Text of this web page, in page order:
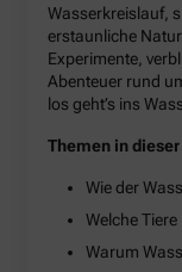
Wasserkreislauf,
erstaunliche
Experimente,
Abenteuer rund
los geht’s ins
Themen in
Wie der
Welche
Warum